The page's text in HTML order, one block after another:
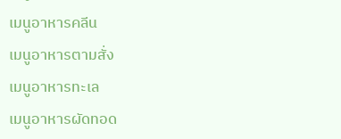
เมนูอาหารคลีน
เมนูอาหารตามสั่ง
เมนูอาหารทะเล
เมนูอาหารผัดทอด